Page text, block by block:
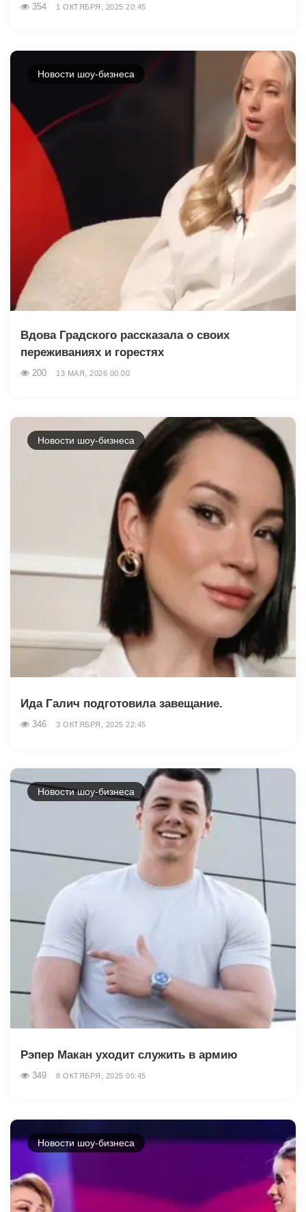
354 1 ОКТЯБРЯ, 2025 20:45
Новости шоу-бизнеса
Вдова Градского рассказала о своих
переживаниях и горестях
200 13 МАЯ, 2026 00:00
Новости шоу-бизнеса
Ида Галич подготовила завещание.
346 3 ОКТЯБРЯ, 2025 22:45
Новости шоу-бизнеса
Рэпер Макан уходит служить в армию
349 8 ОКТЯБРЯ, 2025 00:45
Новости шоу-бизнеса